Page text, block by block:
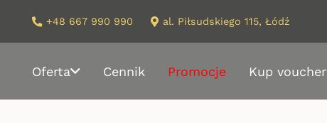
+48 667 990 990 al. Piłsudskiego 115, Łódź
Oferta Cennik Promocje Kup voucher